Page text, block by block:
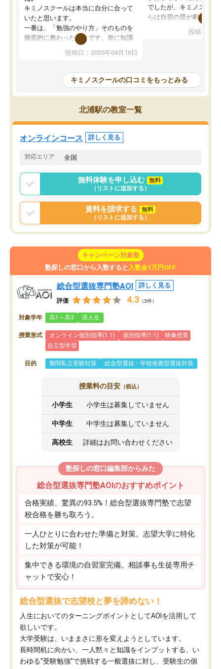
キミノスクールは本当に自分に合って
いたと思います。
一番は、「勉強のやり方」そのものを
徹底的に教わったことです。単に知識
を詰め込むのではなく、自学自習の習
慣が身につくよう並走してくれるの
はなくなりました。
講師の方との距離も近く、親身なコー
チングのおかげで、停滞期もモチベー
ションを維持できました。「やらされ
る勉強」から「目標のための勉強」へ
意識が変わったことが、目標校への合
投稿日：2026年04月16日
でしたが、キミノスクー
らは自習の質が劇的に変
を明確にしてくれるの
の仕方をコーチングして
ルなので、家での学習習
身につきました。結果と
た。自分から学ぶ姿勢を
投稿日：
キミノスクールの口コミをもっとみる
北浦駅の教室一覧
オンラインコース 詳しく見る
対応エリア 全国
無料体験を申し込む
無料
（リストに追加する）
資料を請求する
無料
（リストに追加する）
キャンペーン対象塾
塾探しの窓口から入塾すると 入塾金1万円OFF
総合型選抜専門塾AOI 詳しく見る
評価 4.3 （3件）
対象学年 高1～高3 浪人生
授業形式 オンライン個別指導(1:1) 個別指導(1:1)
映像授業
自立型学習
目的 難関私立受験対策 総合型選抜・学校推薦型選抜対策
授業料の目安 （税込）
小学生 小学生は募集していません
中学生 中学生は募集していません
高校生 詳細はお問い合わせください
塾探しの窓口編集部からみた
総合型選抜専門塾AOIのおすすめポイント
合格実績、驚異の93.5%！総合型選抜専門塾で志望
校合格を勝ち取ろう。
一人ひとりに合わせた準備と対策。志望大学に特化
した対策が可能！
集中できる環境の自習室完備。相談事も生徒専用チ
ャットで安心！
総合型選抜で志望校と夢を諦めない！
人生においてのターニングポイントとしてAOIを活用して
欲しいです。
大学受験は、いままさに形を変えようとしています。
長時間机に向かい、一人黙々と知識をインプットする、い
わゆる“受験勉強”で挑戦する一般選抜に対し、受験生の個